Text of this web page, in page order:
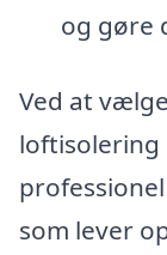
og gøre
Ved at
loftisolering
som lever